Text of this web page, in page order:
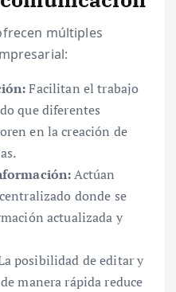
múltiples
Facilitan el trabajo
que diferentes
en la creación de
Actúan
donde se
actualizada y
posibilidad de editar y
manera rápida reduce